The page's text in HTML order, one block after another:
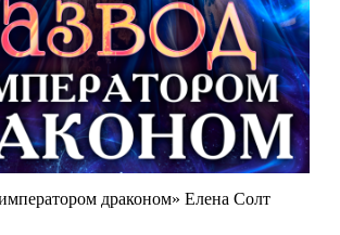
драконом» Елена Солт